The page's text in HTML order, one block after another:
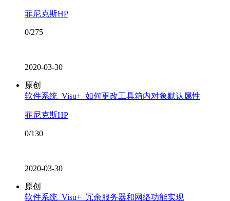
菲尼克斯HP
0/275
2020-03-30
原创
软件系统_Visu+_如何更改工具箱内对象默认属性
菲尼克斯HP
0/130
2020-03-30
原创
软件系统_Visu+_冗余服务器和网络功能实现